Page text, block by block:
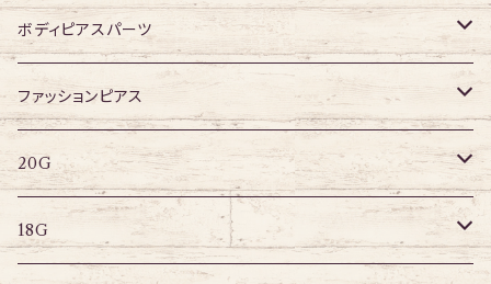
ジュエル有り
316Lサージカルステンレス
アクリル
その他
ボディピアスパーツ
ネジタイプ
20G
18G
はめ込みタイプ
ファッションピアス
ポストピアス
リングピアス
20G
キャプティブリング
18G